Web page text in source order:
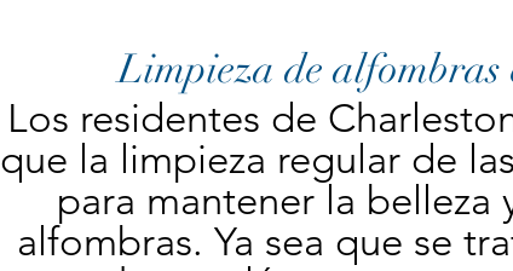
Limpieza de alfombras
Los residentes de
que la limpieza regular de
para mantener la belleza
alfombras. Ya sea que se